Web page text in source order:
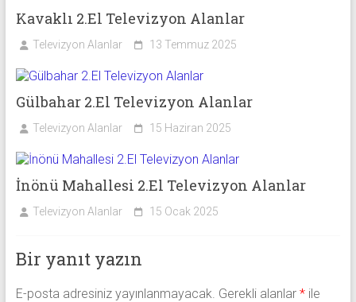
Kavaklı 2.El Televizyon Alanlar
Televizyon Alanlar 13 Temmuz 2025
Gülbahar 2.El Televizyon Alanlar
Televizyon Alanlar 15 Haziran 2025
İnönü Mahallesi 2.El Televizyon Alanlar
Televizyon Alanlar 15 Ocak 2025
Bir yanıt yazın
E-posta adresiniz yayınlanmayacak. Gerekli alanlar *ile